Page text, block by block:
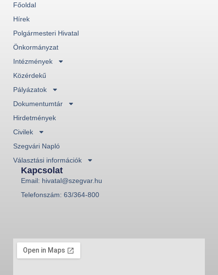
Főoldal
Hírek
Polgármesteri Hivatal
Önkormányzat
Intézmények
Közérdekű
Pályázatok
Dokumentumtár
Hirdetmények
Civilek
Szegvári Napló
Választási információk
Kapcsolat
Email: hivatal@szegvar.hu
Telefonszám: 63/364-800